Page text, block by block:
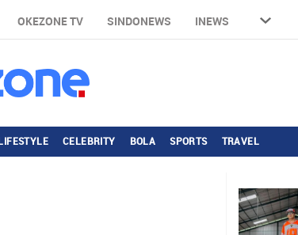
OKEZONE TV SINDONEWS INEWS
CELEBRITY BOLA SPORTS TRAVEL